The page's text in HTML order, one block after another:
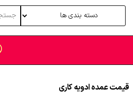
قیمت عمده ادویه کاری